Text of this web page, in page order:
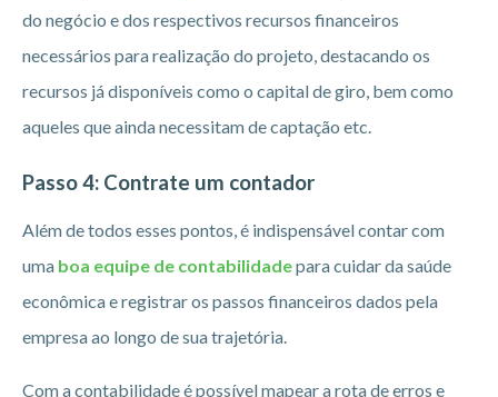
do negócio e dos respectivos recursos financeiros
necessários para realização do projeto, destacando os
recursos já disponíveis como o capital de giro, bem como
aqueles que ainda necessitam de captação etc.
Passo 4: Contrate um contador
Além de todos esses pontos, é indispensável contar com
uma boa equipe de contabilidadepara cuidar da saúde
econômica e registrar os passos financeiros dados pela
empresa ao longo de sua trajetória.
Com a contabilidade é possível mapear a rota de erros e